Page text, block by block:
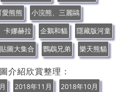
愛熊熊
小浣熊、三麗鷗
卡娜赫拉 企鵝和貓
隱藏版河童
圖大集合 鸚鵡兄弟 樂天熊貓
介紹欣賞整理：
2018年11月
2018年10月